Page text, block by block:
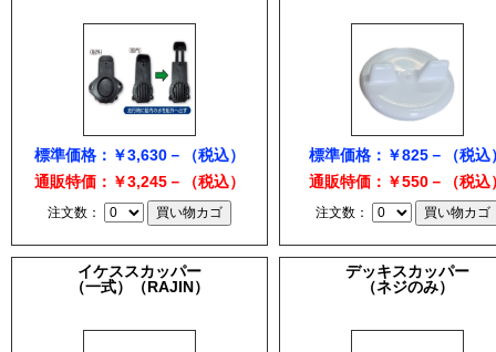
標準価格：￥3,630－（税込）
通販特価：￥3,245－（税込）
注文数：
標準価格：￥825－（税込
通販特価：￥550－（税込
注文数：
イケススカッパー
（一式）（RAJIN）
デッキスカッパー
（ネジのみ）